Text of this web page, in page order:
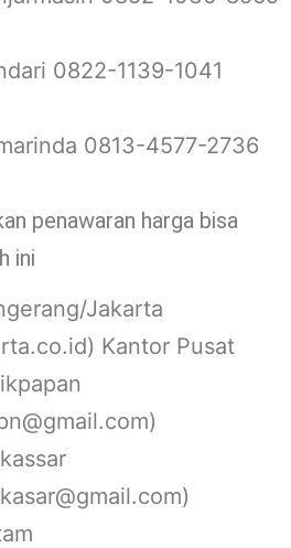
0822-1139-1041
0813-4577-2736
penawaran harga bisa
ini
Jakarta
Kantor Pusat